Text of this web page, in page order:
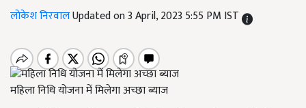
लोकेश निरवालUpdated on 3 April, 2023 5:55 PM IST
महिला निधि योजना में मिलेगा अच्छा ब्याज